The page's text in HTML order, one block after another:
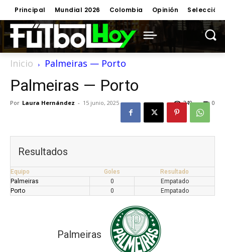
Principal Mundial 2026 Colombia Opinión Selección
Inicio Palmeiras — Porto
Palmeiras — Porto
Por Laura Hernández - 15 junio, 2025 0
249
Resultados
Equipo Goles
Resultado
Palmeiras
0
Empatado
Porto
0 Empatado
Palmeiras